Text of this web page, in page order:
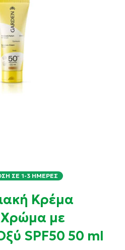
ΣΕ 1-3 ΗΜΈΡΕΣ
Κρέμα
με
SPF50 50 ml